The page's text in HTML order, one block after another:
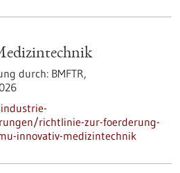
durch: BMFTR,
richtlinie-zur-foerderung-
innovativ-medizintechnik